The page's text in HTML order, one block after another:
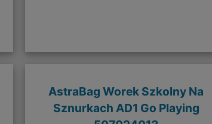
AstraBag Worek Szkolny Na
Sznurkach AD1 Go Playing